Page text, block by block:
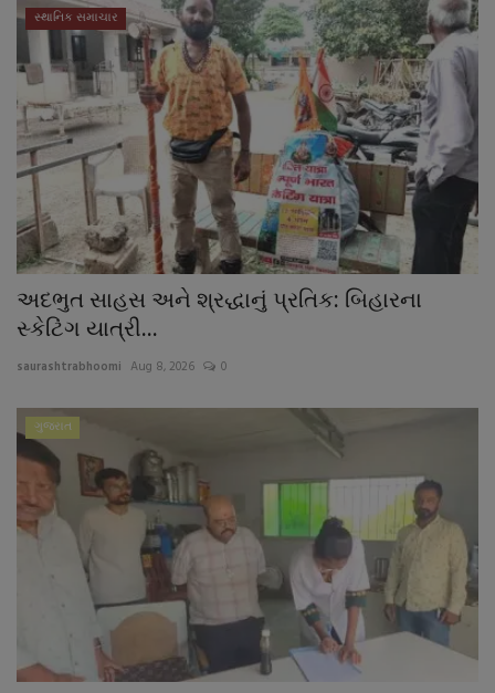
સ્થાનિક સમાચાર
અદભુત સાહસ અને શ્રદ્ધાનું પ્રતિક: બિહારના
સ્કેટિંગ યાત્રી...
saurashtrabhoomi Aug 8, 2026 0
ગુજરાત